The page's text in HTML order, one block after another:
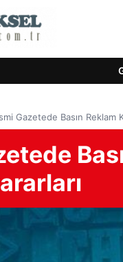
Gazetede Basın